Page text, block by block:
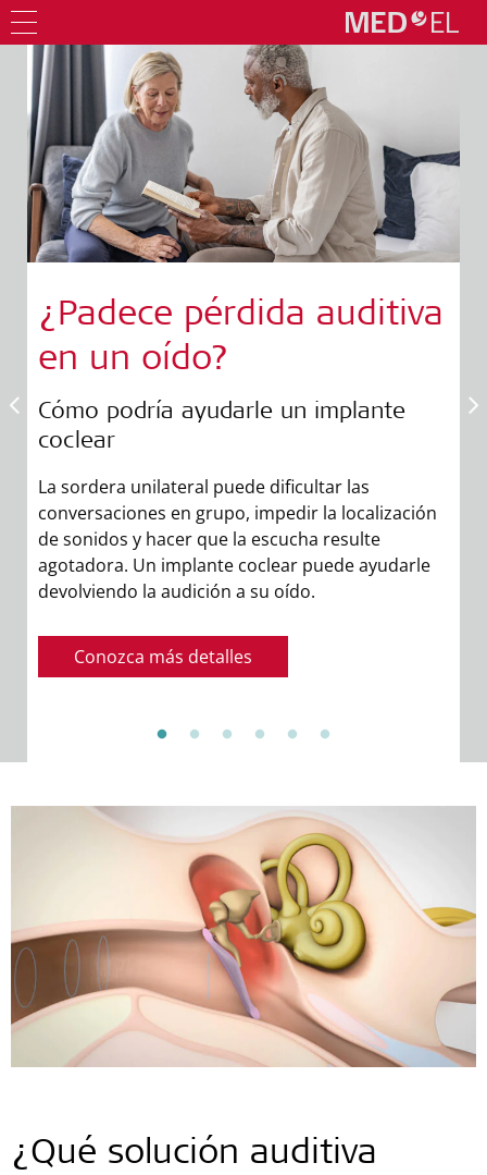
¿Padece pérdida auditiva
en un oído?
Cómo podría ayudarle un implante
coclear
La sordera unilateral puede dificultar las
conversaciones en grupo, impedir la localización
de sonidos y hacer que la escucha resulte
agotadora. Un implante coclear puede ayudarle
devolviendo la audición a su oído.
Conozca más detalles
¿Qué solución auditiva